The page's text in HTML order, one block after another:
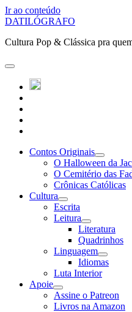
Ir ao conteúdo
DATILÓGRAFO
Cultura Pop & Clássica pra
abrir
menu
principal
twitter
Contos Originais
abrir
submenu
O Halloween da
O Cemitério das
Crônicas Católicas
Cultura
abrir
submenu
Escrita
Leitura
abrir
submenu
Literatura
Quadrinhos
Linguagem
abrir
submenu
Idiomas
Luta Interior
Apoie
abrir
submenu
Assine o Patreon
Livros na Amazon